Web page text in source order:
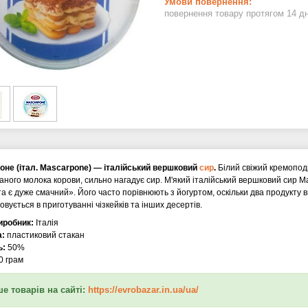
повернення товару протягом 14
(італ. Mascarpone) — італійський вершковий сир. Білий свіжий
молока корови, сильно нагадує сир. М'який італійський вершковий сир
є дуже смачний». Його часто порівнюють з йогуртом, оскільки два
в приготуванні чізкейків та інших десертів.
Італія
пластиковий стакан
50%
грам
товарів на сайті: https://evrobazar.in.ua/ua/